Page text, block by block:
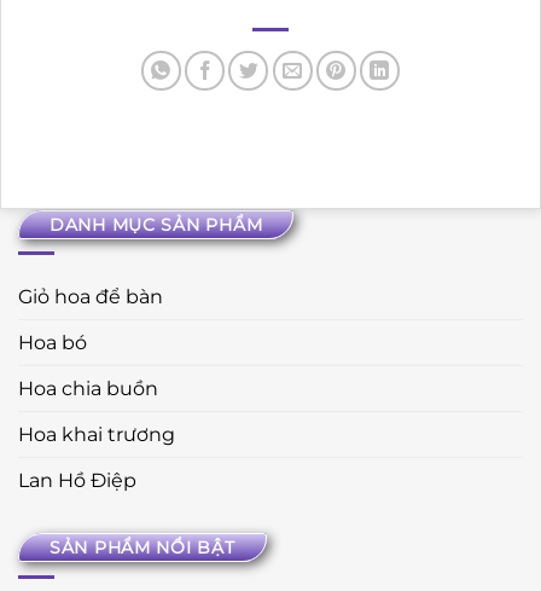
DANH MỤC SẢN PHẨM
Giỏ hoa để bàn
Hoa bó
Hoa chia buồn
Hoa khai trương
Lan Hồ Điệp
SẢN PHẨM NỔI BẬT